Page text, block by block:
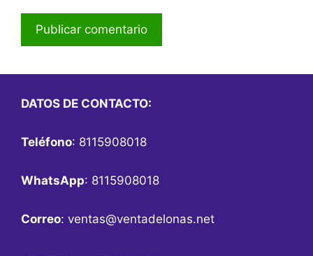
DATOS DE CONTACTO:
Teléfono: 8115908018
WhatsApp: 8115908018
Correo: ventas@ventadelonas.net